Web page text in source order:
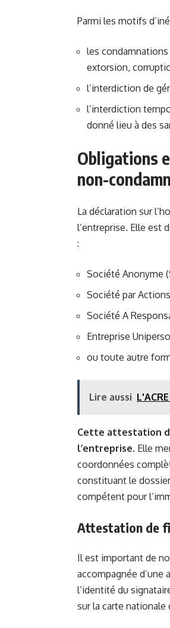
Parmi les motifs
les
extorsion,
l’interdiction de
l’interdiction
donné lieu à des
Obligations
non-
La déclaration sur
l’entreprise. Elle est
:
Société Anonyme
Société par
Société A
Entreprise
ou toute autre
Lire aussi
Cette attestation
l’entreprise. Elle
coordonnées
constituant le
compétent pour
Attestation de
Il est important de
accompagnée
l’identité du
sur la carte nationale